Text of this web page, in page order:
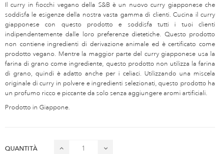
Il curry in fiocchi vegano della S&B è un nuovo curry giapponese che
soddisfa le esigenze della nostra vasta gamma di clienti. Cucina il curry
giapponese con questo prodotto e soddisfa tutti i tuoi clienti
indipendentemente dalle loro preferenze dietetiche. Questo prodotto
non contiene ingredienti di derivazione animale ed è certificato come
prodotto vegano. Mentre la maggior parte del curry giapponese usa la
farina di grano come ingrediente, questo prodotto non utilizza la farina
di grano, quindi è adatto anche per i celiaci. Utilizzando una miscela
originale di curry in polvere e ingredienti selezionati, questo prodotto ha
un profumo ricco e piccante da solo senza aggiungere aromi artificiali.
Prodotto in Giappone.
QUANTITÀ